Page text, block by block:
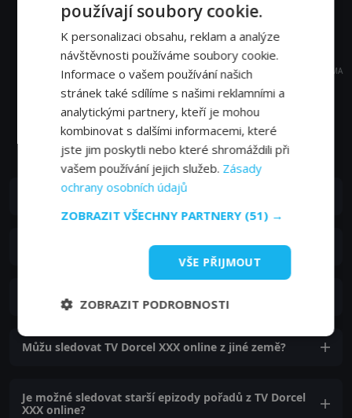
REKLAMA
Časté dotazy a zajímavosti
Kde můžu sledovat TV Dorcel XXX online?
Jak se můžu přihlásit k online vysílání TV Dorcel XXX?
Jaké jsou náklady na sledování TV Dorcel XXX online?
Můžu sledovat TV Dorcel XXX online z jiné země?
Je možné sledovat starší epizody pořadů z TV Dorcel
XXX online?
používají soubory cookie.
K personalizaci obsahu, reklam a analýze
návštěvnosti používáme soubory cookie.
Informace o vašem používání našich
stránek také sdílíme s našimi reklamními a
analytickými partnery, kteří je mohou
kombinovat s dalšími informacemi, které
jste jim poskytli nebo které shromáždili při
vašem používání jejich služeb. Zásady
ochrany osobních údajů
ZOBRAZIT VŠECHNY PARTNERY (51) →
VŠE PŘIJMOUT
ZOBRAZIT PODROBNOSTI